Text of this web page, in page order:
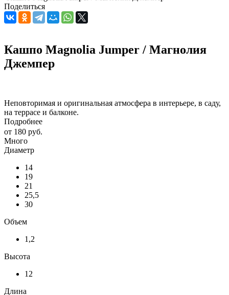
Поделиться
Кашпо Magnolia Jumper / Магнолия
Джемпер
Неповторимая и оригинальная атмосфера в интерьере, в саду,
на террасе и балконе.
Подробнее
от 180 руб.
Много
Диаметр
14
19
21
25,5
30
Объем
1,2
Высота
12
Длина